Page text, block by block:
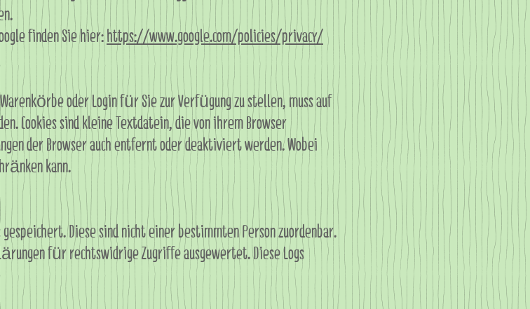
finden Sie hier:https://www.google.com/policies/privacy/
oder Login für Sie zur Verfügung zu stellen, muss auf
Cookies sind kleine Textdatein, die von ihrem Browser
der Browser auch entfernt oder deaktiviert werden. Wobei
kann.
Diese sind nicht einer bestimmten Person zuordenbar.
für rechtswidrige Zugriffe ausgewertet. Diese Logs